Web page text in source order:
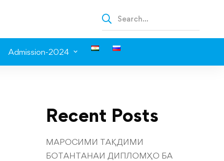
Admission-2024
Recent Posts
МАРОСИМИ ТАҚДИМИ
БОТАНТАНАИ ДИПЛОМҲО БА